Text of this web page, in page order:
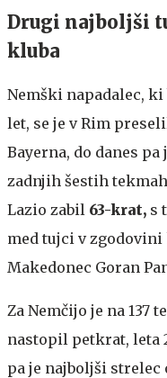
Drugi najboljši
kluba
Nemški napadalec,
let, se je v Rim
Bayerna, do danes pa
zadnjih šestih
Lazio zabil 63-krat, s
med tujci v zgodovini
Makedonec Goran
Za Nemčijo je na 137
nastopil petkrat, leta
pa je najboljši strelec